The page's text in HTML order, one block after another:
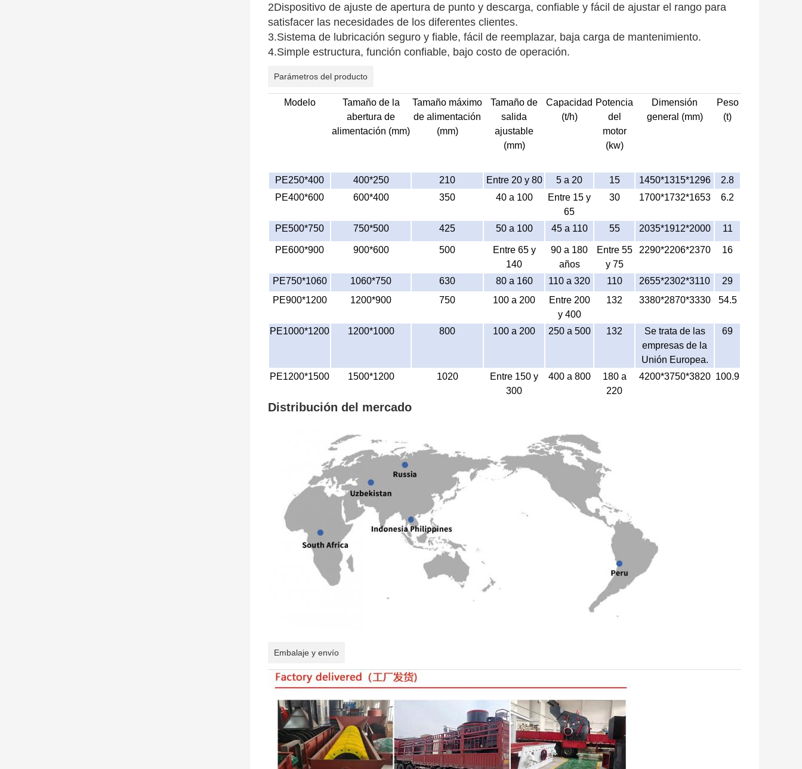
2Dispositivo de ajuste de apertura de punto y descarga, confiable y fácil de ajustar el rango para
satisfacer las necesidades de los diferentes clientes.
3.Sistema de lubricación seguro y fiable, fácil de reemplazar, baja carga de mantenimiento.
4.Simple estructura, función confiable, bajo costo de operación.
Parámetros del producto
Modelo
Tamaño de la
abertura de
alimentación (mm)
Tamaño máximo
de alimentación
(mm)
Tamaño de
salida
ajustable
(mm)
Capacidad
(t/h)
Potencia
del
motor
(kw)
Dimensión
general (mm)
Peso
(t)
PE250*400 400*250 210 Entre 20 y 80 5 a 20 15 1450*1315*1296
2.8
PE400*600
600*400 350 40 a 100
Entre 15 y
65
30 1700*1732*1653 6.2
PE500*750 750*500 425 50 a 100 45 a 110 55 2035*1912*2000 11
PE600*900 900*600 500
Entre 65 y
140
90 a 180
años
Entre 55
y 75
2290*2206*2370 16
PE750*1060 1060*750 630 80 a 160 110 a 320 110 2655*2302*3110
29
PE900*1200
1200*900 750 100 a 200
Entre 200
y 400
132 3380*2870*3330 54.5
PE1000*1200 1200*1000 800 100 a 200 250 a 500 132
Se trata de las
empresas de la
Unión Europea.
69
PE1200*1500 1500*1200 1020
Entre 150 y
300
400 a 800
180 a
220
4200*3750*3820 100.9
Distribución del mercado
Embalaje y envío